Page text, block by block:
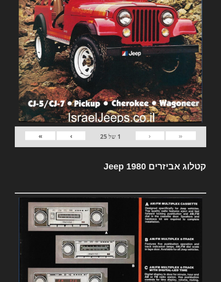
«
‹
1 של25
›
»
קטלוג אביזרים Jeep 1980